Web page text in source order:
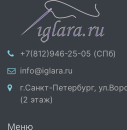
+7(812)946-25-05 (СПб)
info@iglara.ru
г.Санкт-Петербург,
(2 этаж)
Меню